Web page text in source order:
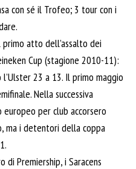
con sé il Trofeo; 3 tour con i
atto dell’assalto dei
Cup (stagione 2010-11):
23 a 13. Il primo maggio
Nella successiva
per club accorsero
ma i detentori della coppa
di Premiership, i Saracens